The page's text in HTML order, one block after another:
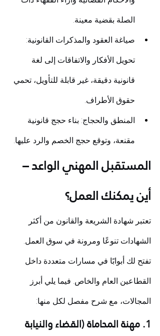
الصلة بقضية معينة.
صياغة العقود والمذكرات القانونية:
تحويل الأفكار والاتفاقات إلى لغة
قانونية دقيقة، غير قابلة للتأويل، تحمي
حقوق الأطراف.
المنطق والحجاج: بناء حجج قانونية
مقنعة، وتوقع حجج الخصم والرد عليها.
المستقبل المهني الواعد –
أين يمكنك العمل؟
تعتبر شهادة الشريعة والقانون من أكثر
الشهادات تنوعًا ومرونة في سوق العمل.
تفتح لك أبوابًا في مسارات متعددة داخل
القطاعين العام والخاص. فيما يلي أبرز
المجالات، مع شرح مفصل لكل منها:
1. مهنة المحاماة (القضاء والنيابة